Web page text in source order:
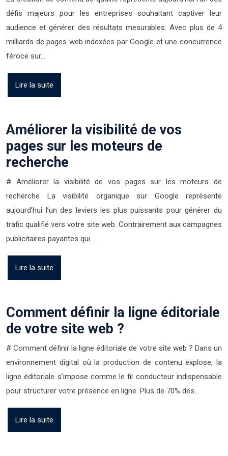
défis majeurs pour les entreprises souhaitant captiver leur
audience et générer des résultats mesurables. Avec plus de 4
milliards de pages web indexées par Google et une concurrence
féroce sur…
Lire la suite
Améliorer la visibilité de vos
pages sur les moteurs de
recherche
# Améliorer la visibilité de vos pages sur les moteurs de
recherche La visibilité organique sur Google représente
aujourd’hui l’un des leviers les plus puissants pour générer du
trafic qualifié vers votre site web. Contrairement aux campagnes
publicitaires payantes qui…
Lire la suite
Comment définir la ligne éditoriale
de votre site web ?
# Comment définir la ligne éditoriale de votre site web ? Dans un
environnement digital où la production de contenu explose, la
ligne éditoriale s’impose comme le fil conducteur indispensable
pour structurer votre présence en ligne. Plus de 70% des…
Lire la suite